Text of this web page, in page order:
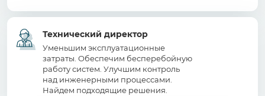
Технический директор
Уменьшим эксплуатационные
затраты. Обеспечим бесперебойную
работу систем. Улучшим контроль
над инженерными процессами.
Найдем подходящие решения.